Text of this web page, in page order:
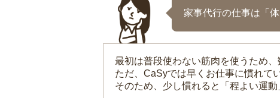
家事代行の仕事は「
最初は普段使わない筋肉を使うため
ただ、CaSyでは早くお仕事に慣れて
そのため、少し慣れると「程よい運